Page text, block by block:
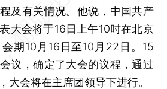
及有关情况。他说，中国共产
大会将于16日上午10时在北京
期10月16日至10月22日。15
议，确定了大会的议程，通过
大会将在主席团领导下进行。